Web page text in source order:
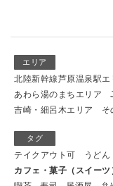
エリア
北陸新幹線芦原温泉駅エ
あわら湯のまちエリア
吉崎・細呂木エリア
そ
タグ
テイクアウト可 うどん
カフェ・菓子（スイーツ